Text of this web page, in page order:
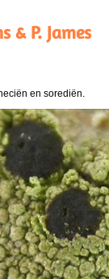
& P. James
en sorediën.